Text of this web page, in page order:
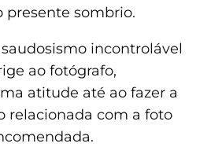
presente sombrio.
incontrolável
ao fotógrafo,
atitude até ao fazer a
relacionada com a foto